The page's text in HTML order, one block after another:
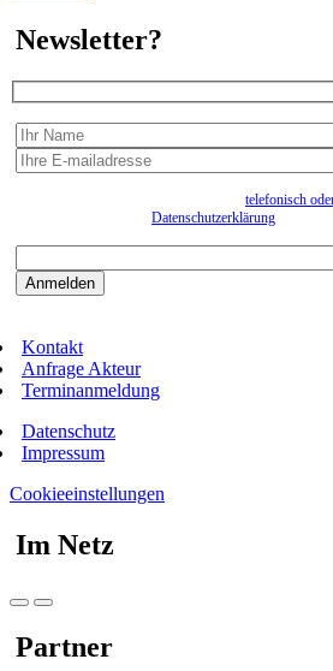
Newsletter?
telefonisch
Datenschutzerklärung
Kontakt
Anfrage Akteur
Terminanmeldung
Datenschutz
Impressum
Cookieeinstellungen
Im Netz
Partner